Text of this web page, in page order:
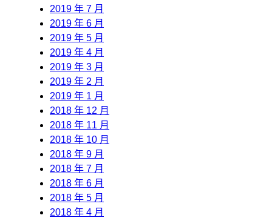
2019 年 7 月
2019 年 6 月
2019 年 5 月
2019 年 4 月
2019 年 3 月
2019 年 2 月
2019 年 1 月
2018 年 12 月
2018 年 11 月
2018 年 10 月
2018 年 9 月
2018 年 7 月
2018 年 6 月
2018 年 5 月
2018 年 4 月